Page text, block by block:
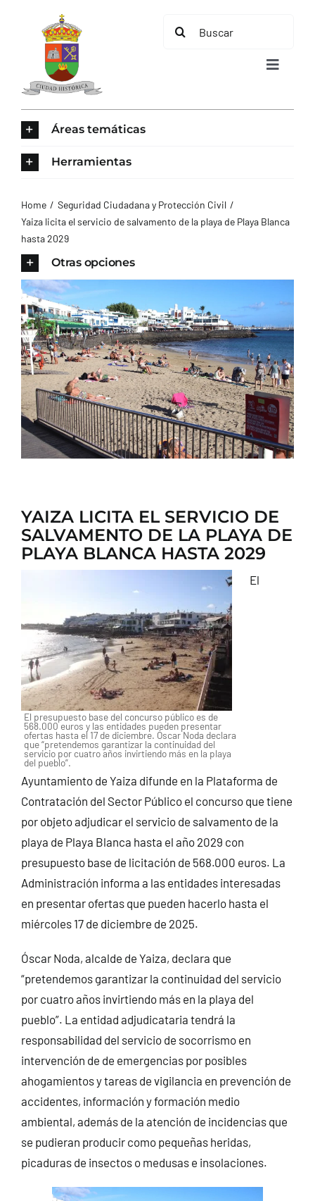
contenido
Buscar:
Toggle
AYUNTAMIENTO
TURISMO
CONTACTO
Áreas temáticas
Herramientas
Home
Seguridad Ciudadana y Protección Civil
Yaiza licita el servicio de salvamento de la playa de Playa Blanca
hasta 2029
Otras opciones
YAIZA LICITA EL SERVICIO DE
SALVAMENTO DE LA PLAYA DE
PLAYA BLANCA HASTA 2029
El presupuesto base del concurso público es de
568.000 euros y las entidades pueden presentar
ofertas hasta el 17 de diciembre. Óscar Noda declara
que “pretendemos garantizar la continuidad del
servicio por cuatro años invirtiendo más en la playa
del pueblo”.
El
Ayuntamiento de Yaiza difunde en la Plataforma de
Contratación del Sector Público el concurso que tiene
por objeto adjudicar el servicio de salvamento de la
playa de Playa Blanca hasta el año 2029 con
presupuesto base de licitación de 568.000 euros. La
Administración informa a las entidades interesadas
en presentar ofertas que pueden hacerlo hasta el
miércoles 17 de diciembre de 2025.
Óscar Noda, alcalde de Yaiza, declara que
“pretendemos garantizar la continuidad del servicio
por cuatro años invirtiendo más en la playa del
pueblo”. La entidad adjudicataria tendrá la
responsabilidad del servicio de socorrismo en
intervención de de emergencias por posibles
ahogamientos y tareas de vigilancia en prevención de
accidentes, información y formación medio
ambiental, además de la atención de incidencias que
se pudieran producir como pequeñas heridas,
picaduras de insectos o medusas e insolaciones.